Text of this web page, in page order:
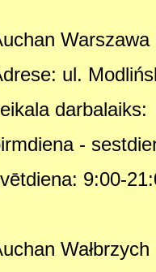
Warszawa
ul.
darbalaiks:
-
9:00-
Wałbrzych